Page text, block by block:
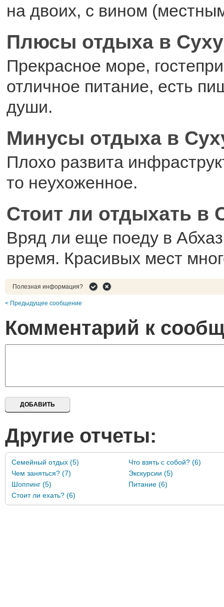
на двоих, с вином
Плюсы отдыха в
Прекрасное море,
отличное питание, есть
души.
Минусы отдыха в
Плохо развита
то неухоженное.
Стоит ли отдыхать в
Вряд ли еще поеду в
время. Красивых мест
Полезная информация?
< Предыдущее сообщение
Комментарий к
Другие отчеты:
Семейный отдых (5)
Что взять с собой? (6)
Чем заняться? (7)
Экскурсии (5)
Шоппинг (5)
Питание (6)
Стоит ли ехать? (6)